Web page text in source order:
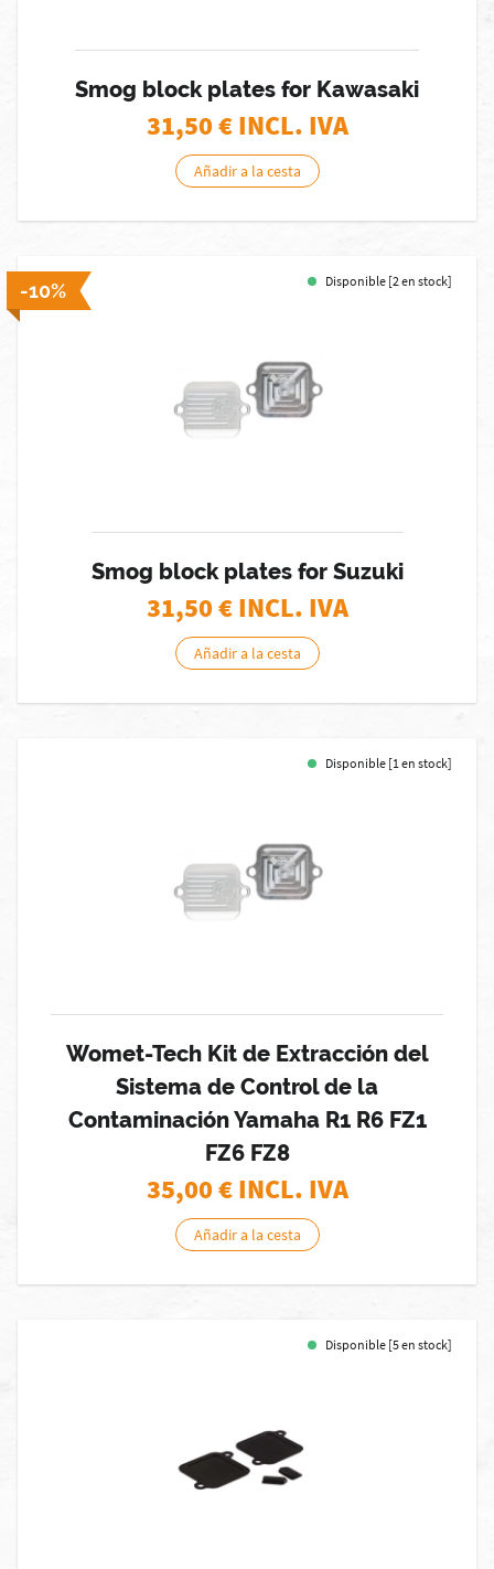
Smog block plates for Kawasaki
31,50€ INCL. IVA
Añadir a la cesta
-10% Disponible [2 en stock]
Smog block plates for Suzuki
31,50€ INCL. IVA
Añadir a la cesta
Disponible [1 en stock]
Womet-Tech Kit de Extracción del
Sistema de Control de la
Contaminación Yamaha R1 R6 FZ1
FZ6 FZ8
35,00€ INCL. IVA
Añadir a la cesta
Disponible [5 en stock]